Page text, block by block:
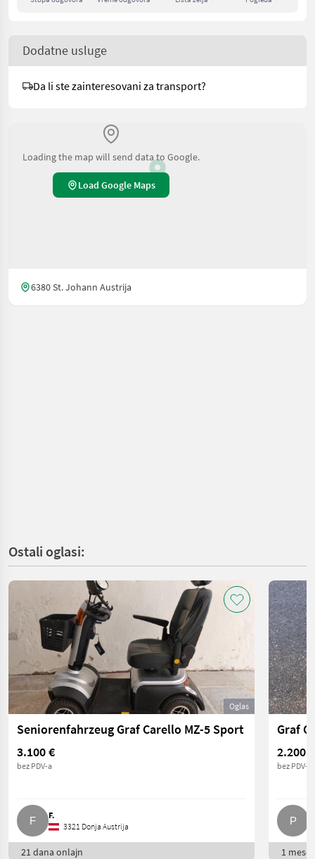
Dodatne usluge
Da li ste zainteresovani za transport?
Loading the map will send data to Google.
Load Google Maps
6380 St. Johann Austrija
Ostali oglasi:
Oglas
Seniorenfahrzeug Graf Carello MZ-5 Sport
3.100 €
bez PDV-a
F.
3321 Donja Austrija
21 dana onlajn
Graf
2.200 €
bez PDV-a
1